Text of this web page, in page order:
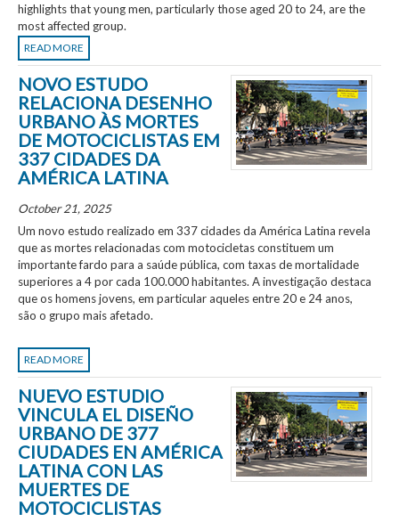
highlights that young men, particularly those aged 20 to 24, are the
most affected group.
READ MORE
NOVO ESTUDO
RELACIONA DESENHO
URBANO ÀS MORTES
DE MOTOCICLISTAS EM
337 CIDADES DA
AMÉRICA LATINA
October 21, 2025
Um novo estudo realizado em 337 cidades da América Latina revela
que as mortes relacionadas com motocicletas constituem um
importante fardo para a saúde pública, com taxas de mortalidade
superiores a 4 por cada 100.000 habitantes. A investigação destaca
que os homens jovens, em particular aqueles entre 20 e 24 anos,
são o grupo mais afetado.
READ MORE
NUEVO ESTUDIO
VINCULA EL DISEÑO
URBANO DE 377
CIUDADES EN AMÉRICA
LATINA CON LAS
MUERTES DE
MOTOCICLISTAS